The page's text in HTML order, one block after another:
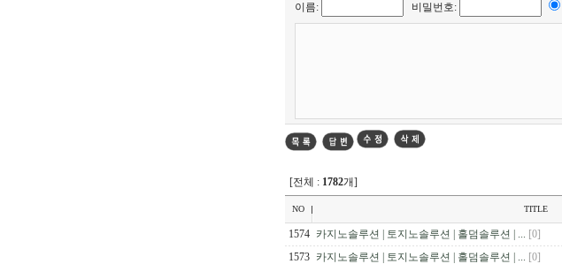
이름: 비밀번호:
[전체 : 1782개]
NO TITLE
1574 카지노솔루션 | 토지노솔루션 | 홀덤솔루션 | ... [0]
1573 카지노솔루션 | 토지노솔루션 | 홀덤솔루션 | ... [0]